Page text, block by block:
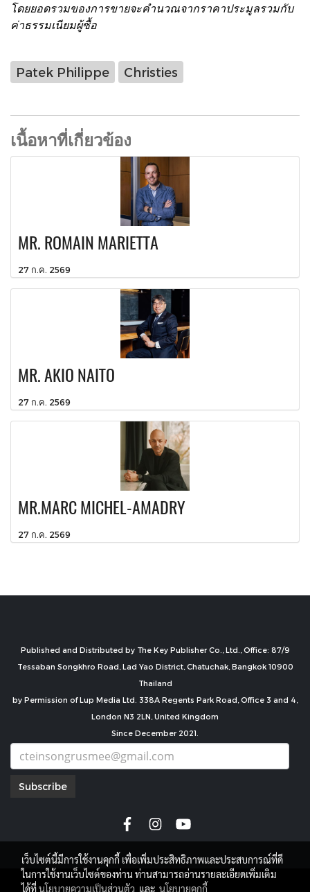
โดยยอดรวมของการขายจะคำนวณจากราคาประมูลรวมกับ
ค่าธรรมเนียมผู้ซื้อ
Patek Philippe Christies
เนื้อหาที่เกี่ยวข้อง
MR. ROMAIN MARIETTA
27 ก.ค. 2569
MR. AKIO NAITO
27 ก.ค. 2569
MR.MARC MICHEL-AMADRY
27 ก.ค. 2569
Published and Distributed by The Key Publisher Co., Ltd., Office: 87/9
Tessaban Songkhro Road, Lad Yao District, Chatuchak, Bangkok 10900
Thailand
by Permission of Lup Media Ltd. 338A Regents Park Road, Office 3 and 4,
London N3 2LN, United Kingdom
Since December 2021.
Subscribe
copyright by
เว็บไซต์นี้มีการใช้งานคุกกี้ เพื่อเพิ่มประสิทธิภาพและประสบการณ์ที่ดี
ในการใช้งานเว็บไซต์ของท่าน ท่านสามารถอ่านรายละเอียดเพิ่มเติม
ได้ที่นโยบายความเป็นส่วนตัว และ นโยบายคุกกี้